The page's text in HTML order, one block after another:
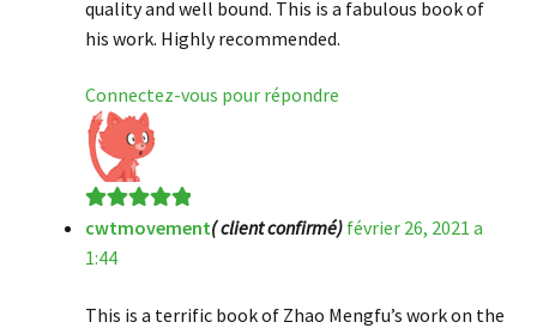
quality and well bound. This is a fabulous book of
his work. Highly recommended.
Connectez-vous pour répondre
Note5sur 5
cwtmovement( client confirmé) février 26, 2021 a
1:44
This is a terrific book of Zhao Mengfu’s work on the